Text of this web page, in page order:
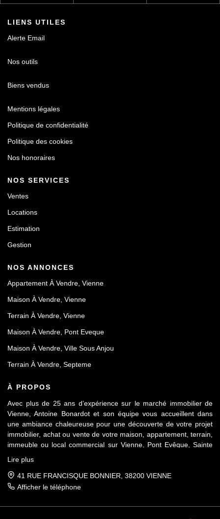
LIENS UTILES
Alerte Email
Nos outils
Biens vendus
Mentions légales
Politique de confidentialité
Politique des cookies
Nos honoraires
NOS SERVICES
Ventes
Locations
Estimation
Gestion
NOS ANNONCES
Appartement À Vendre, Vienne
Maison À Vendre, Vienne
Terrain À Vendre, Vienne
Maison À Vendre, Pont Eveque
Maison À Vendre, Ville Sous Anjou
Terrain À Vendre, Septeme
À PROPOS
Avec plus de 25 ans d’expérience sur le marché immobilier de
Vienne, Antoine Bonardot et son équipe vous accueillent dans
une ambiance chaleureuse pour une découverte de votre projet
immobilier, achat ou vente de votre maison, appartement, terrain,
immeuble ou local commercial sur Vienne, Pont Evêque, Sainte
Colombe, Seyssuel et l’agglomération viennoise. Attachée au
respect déontologique de notre profession, notre équipe vous
accompagne de A à Z, dans la confiance mutuelle, pour une
parfaite réussite de votre projet.
Lire plus
41 RUE FRANCISQUE BONNIER, 38200 VIENNE
Afficher le téléphone